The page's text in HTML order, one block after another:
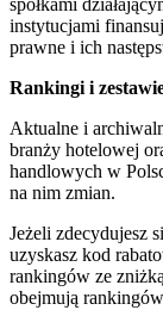
spółkami
instytucjami
prawne i ich
Rankingi i
Aktualne i
branży hotelowej
handlowych w
na nim zmian.
Jeżeli zdecydujesz
uzyskasz kod
rankingów ze
obejmują